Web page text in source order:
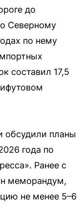
до
Северному
по нему
составил 17,5
обсудили планы
года по
Ранее с
меморандум,
не менее 5–6